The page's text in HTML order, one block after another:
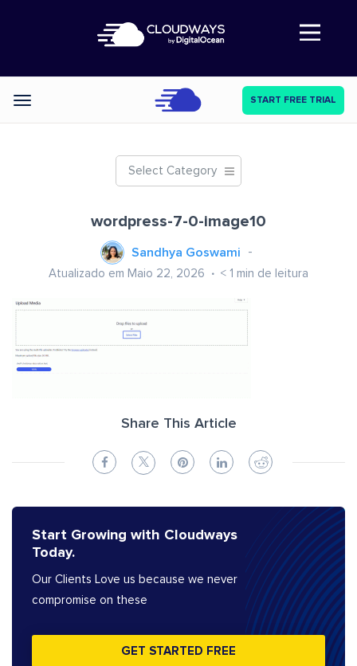
Abre a navegação
Categories START FREE TRIAL
Select Category
wordpress-7-0-image10
Sandhya Goswami
Atualizado em Maio 22, 2026 < 1 min de leitura
Share This Article
Start Growing with Cloudways
Today.
Our Clients Love us because we never
compromise on these
GET STARTED FREE